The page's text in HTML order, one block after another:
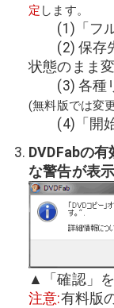
定 します。
(1)「フル
(2) 保存先
状態のまま
(3) 各種リ
(無料版では変
(4)「開始
DVDFabの
な警告が表
▲「確認」を
注意:有料版